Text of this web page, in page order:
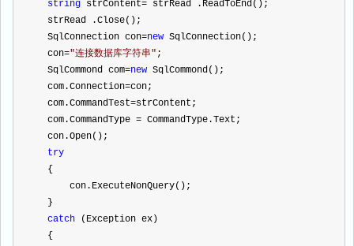
string strContent= strRead .ReadToEnd();
  strRead .Close();
  SqlConnection con
=new SqlConnection();
  con
="连接数据库字符串" ;
  SqlCommond com
=new SqlCommond();
  com.Connection
=con;
  com.CommandTest
=strContent;
  com.CommandType
= CommandType.Text;
  con.Open();
try
  {
      con.ExecuteNonQuery();
  }
catch (Exception ex)
  {